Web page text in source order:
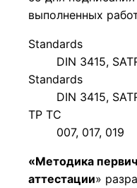
выполненных
Standards
DIN 3415,
Standards
DIN 3415,
ТР ТС
007, 017, 019
«Методика
аттестации»